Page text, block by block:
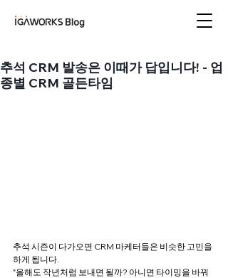
추석 CRM 발송은 이때가 답입니다! - 업
종별 CRM 골든타임
추석 시즌이 다가오면 CRM 마케터들은 비슷한 고민을
하게 됩니다.
"올해도 작년처럼 보내면 될까? 아니면 타이밍을 바꿔